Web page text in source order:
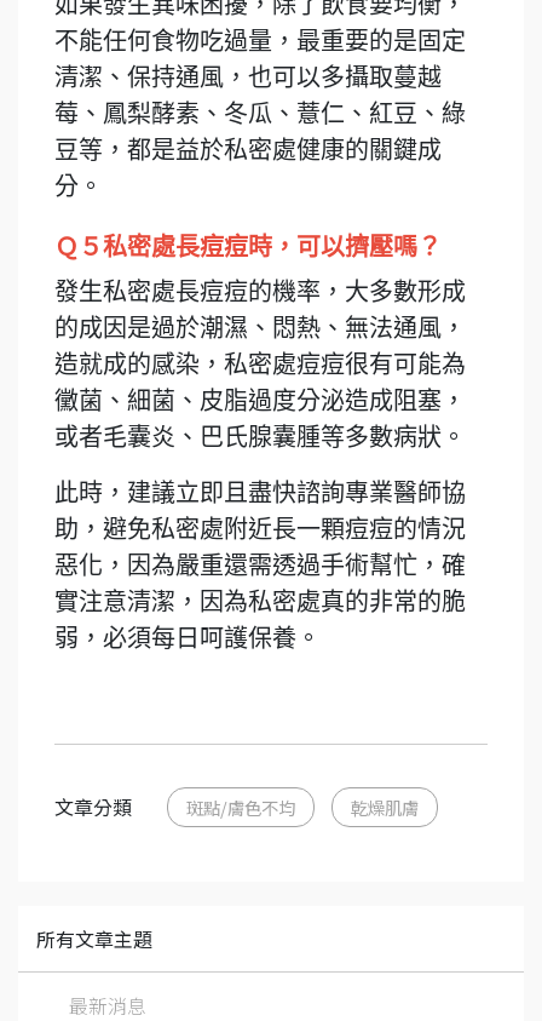
不能任何食物吃過量，最重要的是固定
清潔、保持通風，也可以多攝取蔓越
莓、鳳梨酵素、冬瓜、薏仁、紅豆、綠
豆等，都是益於私密處健康的關鍵成
分。
Ｑ５私密處長痘痘時，可以擠壓嗎？
發生私密處長痘痘的機率，大多數形成
的成因是過於潮濕、悶熱、無法通風，
造就成的感染，私密處痘痘很有可能為
黴菌、細菌、皮脂過度分泌造成阻塞，
或者毛囊炎、巴氏腺囊腫等多數病狀。
此時，建議立即且盡快諮詢專業醫師協
助，避免私密處附近長一顆痘痘的情況
惡化，因為嚴重還需透過手術幫忙，確
實注意清潔，因為私密處真的非常的脆
弱，必須每日呵護保養。
文章分類 斑點/膚色不均 乾燥肌膚
所有文章主題
最新消息